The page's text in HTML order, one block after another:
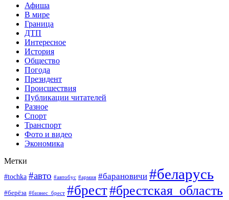
Афиша
В мире
Граница
ДТП
Интересное
История
Общество
Погода
Президент
Происшествия
Публикации читателей
Разное
Спорт
Транспорт
Фото и видео
Экономика
Метки
#tochka #авто #автобус #армия #барановичи #беларусь
#берёза #бизнес_брест #брест#брестская_область